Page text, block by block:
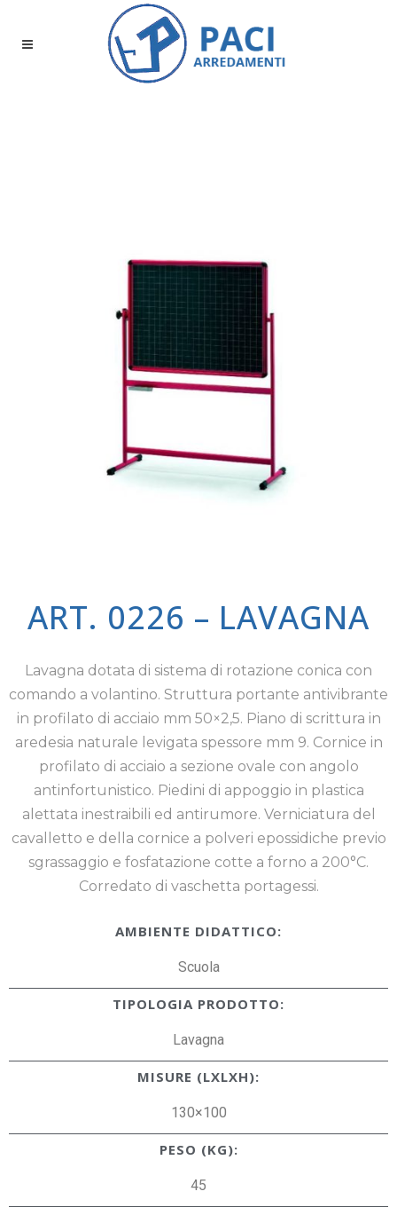
ART. 0226 – LAVAGNA
Lavagna dotata di sistema di rotazione conica con
comando a volantino. Struttura portante antivibrante
in profilato di acciaio mm 50×2,5. Piano di scrittura in
aredesia naturale levigata spessore mm 9. Cornice in
profilato di acciaio a sezione ovale con angolo
antinfortunistico. Piedini di appoggio in plastica
alettata inestraibili ed antirumore. Verniciatura del
cavalletto e della cornice a polveri epossidiche previo
sgrassaggio e fosfatazione cotte a forno a 200°C.
Corredato di vaschetta portagessi.
AMBIENTE DIDATTICO:
Scuola
TIPOLOGIA PRODOTTO:
Lavagna
MISURE (LXLXH):
130×100
PESO (KG):
45